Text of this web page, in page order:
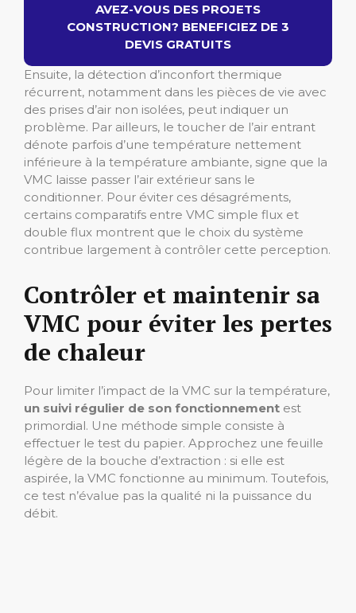
AVEZ-VOUS DES PROJETS
CONSTRUCTION? BENEFICIEZ DE 3
DEVIS GRATUITS
Ensuite, la détection d’inconfort thermique
récurrent, notamment dans les pièces de vie avec
des prises d’air non isolées, peut indiquer un
problème. Par ailleurs, le toucher de l’air entrant
dénote parfois d’une température nettement
inférieure à la température ambiante, signe que la
VMC laisse passer l’air extérieur sans le
conditionner. Pour éviter ces désagréments,
certains comparatifs entre VMC simple flux et
double flux montrent que le choix du système
contribue largement à contrôler cette perception.
Contrôler et maintenir sa
VMC pour éviter les pertes
de chaleur
Pour limiter l’impact de la VMC sur la température,
un suivi régulier de son fonctionnement est
primordial. Une méthode simple consiste à
effectuer le test du papier. Approchez une feuille
légère de la bouche d’extraction : si elle est
aspirée, la VMC fonctionne au minimum. Toutefois,
ce test n’évalue pas la qualité ni la puissance du
débit.